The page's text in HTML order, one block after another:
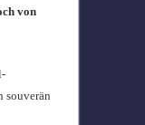
von
souverän